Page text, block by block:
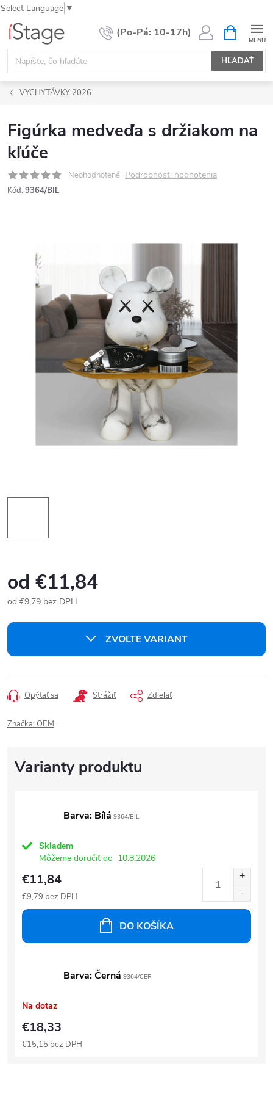
Select Language ▼
Prejsť
obsah
HĽADAŤ
KOŠÍK
VYCHYTÁVKY 2026
Figúrka medveďa s držiakom na
kľúče
Neohodnotené Podrobnosti hodnotenia
Kód: 9364/BIL
od €11,84
od €9,79 bez DPH
cena:
ZVOĽTE VARIANT
Opýtať sa Strážiť Zdieľať
Značka: OEM
Barva: Bílá 9364/BIL
Skladem
Môžeme doručiť do 10.8.2026
€11,84
€9,79 bez DPH
DO KOŠÍKA
Barva: Černá 9364/CER
Na dotaz
€18,33
€15,15 bez DPH